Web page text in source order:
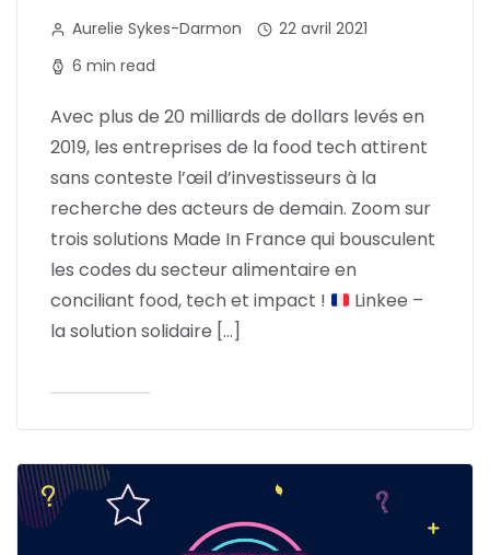
Aurelie Sykes-Darmon
22 avril 2021
6 min read
Avec plus de 20 milliards de dollars levés en
2019, les entreprises de la food tech attirent
sans conteste l’œil d’investisseurs à la
recherche des acteurs de demain. Zoom sur
trois solutions Made In France qui bousculent
les codes du secteur alimentaire en
conciliant food, tech et impact !
Linkee –
la solution solidaire […]